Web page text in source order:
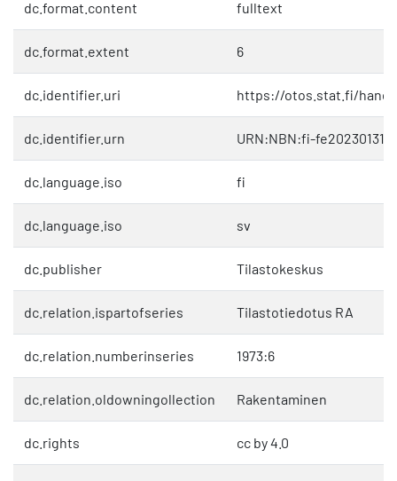
dc.format.content fulltext
dc.format.extent 6
dc.identifier.uri https://otos.stat.fi/
dc.identifier.urn URN:NBN:fi-
dc.language.iso fi
dc.language.iso sv
dc.publisher Tilastokeskus
dc.relation.ispartofseries Tilastotiedotus RA
dc.relation.numberinseries 1973:6
dc.relation.oldowningollection Rakentaminen
dc.rights cc by 4.0